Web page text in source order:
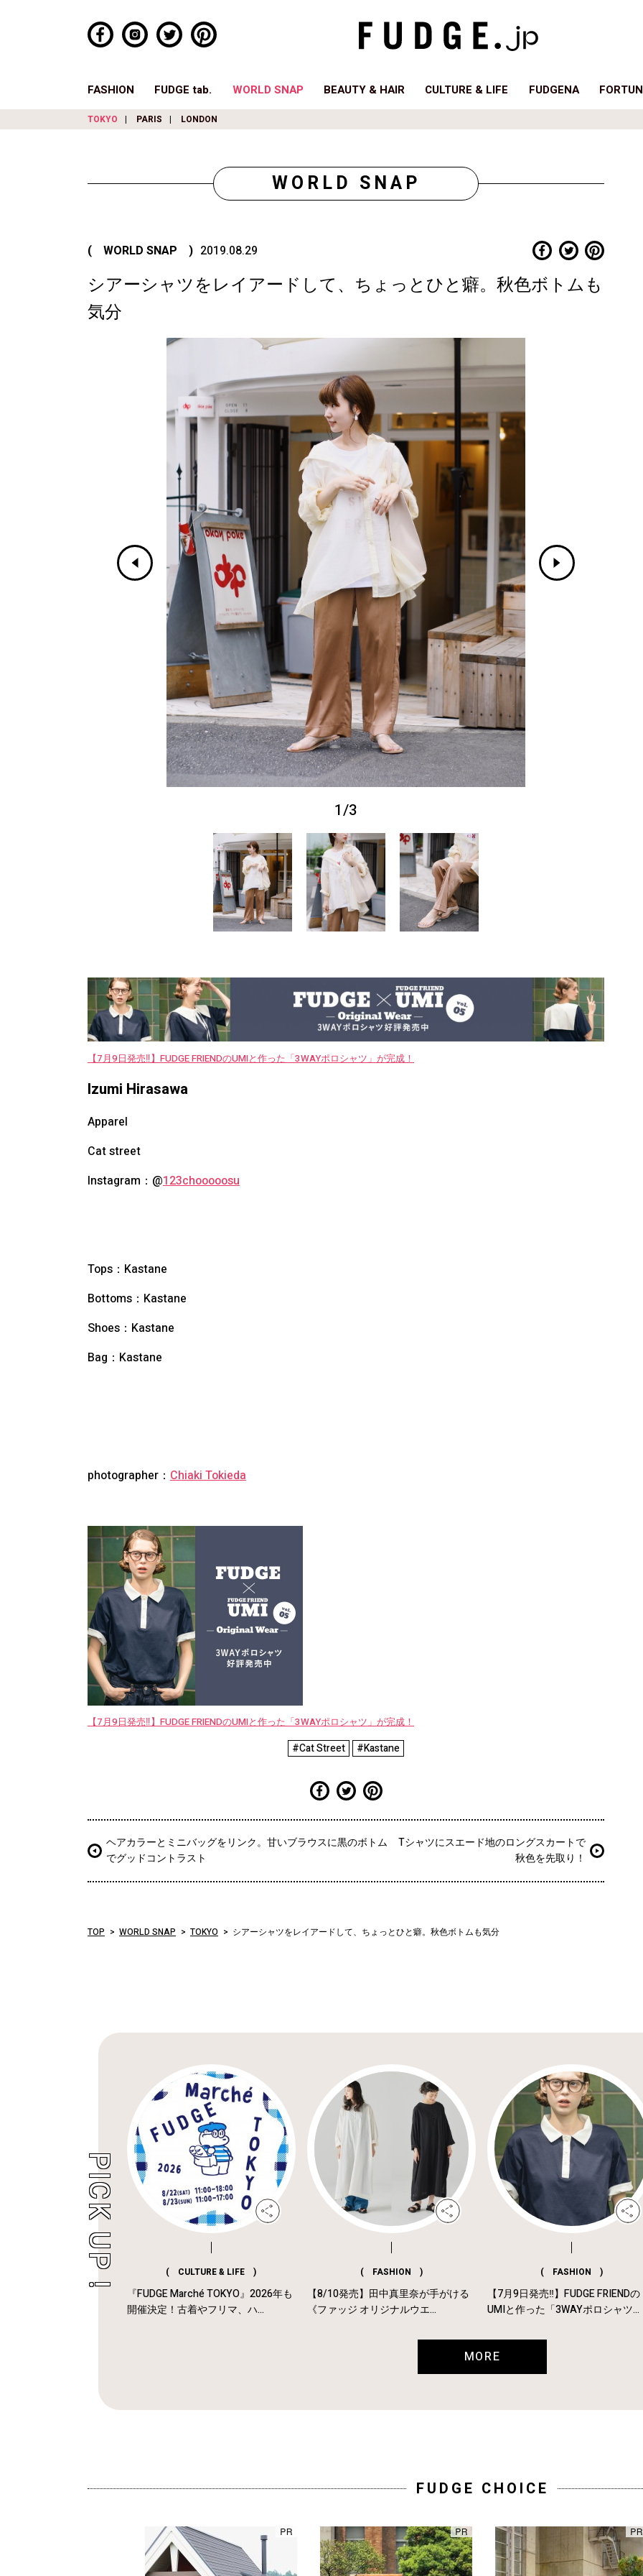
FASHION FUDGE tab. WORLD SNAP BEAUTY & HAIR CULTURE & LIFE FUDGENA
TOKYO PARIS LONDON
WORLD SNAP
( WORLD SNAP ) 2019.08.29
シアーシャツをレイアードして、ちょっとひと癖。秋色ボトムも
気分
1/3
【7月9日発売‼︎】FUDGE FRIENDのUMIと作った「3WAYポロシャツ」が完成！
Izumi Hirasawa
Apparel
Cat street
Instagram：@123chooooosu
Tops： Kastane
Bottoms： Kastane
Shoes：Kastane
Bag： Kastane
photographer： Chiaki Tokieda
【7月9日発売‼︎】FUDGE FRIENDのUMIと作った「3WAYポロシャツ」が完成！
#Cat Street #Kastane
ヘアカラーとミニバッグをリンク。甘いブラウスに黒のボトム
でグッドコントラスト
Tシャツにスエード地のロングスカートで
秋色を先取り！
TOP WORLD SNAP TOKYO シアーシャツをレイアードして、ちょっとひと癖。秋色ボトムも気分
( CULTURE & LIFE )
『FUDGE Marché TOKYO』2026年も
開催決定！古着やフリマ、ハ...
( FASHION )
【8/10発売】田中真里奈が手がける
《ファッジ オリジナルウエ...
( FASHION )
【7月9日発売‼︎】FUDGE FRIENDの
UMIと作った「3WAYポロシャツ...
MORE
FUDGE CHOICE